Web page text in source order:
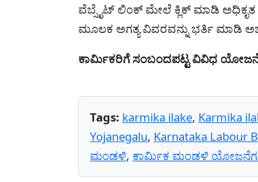
ವೆಬ್ಸೈಟ್ ಲಿಂಕ್ ಮೇಲೆ ಕ್ಲಿಕ್ ಮಾಡಿ
ಮೂಲಕ ಅಗತ್ಯ ವಿವರವನ್ನು ಭರ್ತಿ ಮಾಡಿ
ಕಾರ್ಮಿಕರಿಗೆ ಸಂಬಂದಪಟ್ಟ ವಿವಿಧ
Tags: karmika ilake, Karmika
Yojanegalu, Karnataka Labour
ಮಂಡಳಿ, ಕಾರ್ಮಿಕ ಮಂಡಳಿ